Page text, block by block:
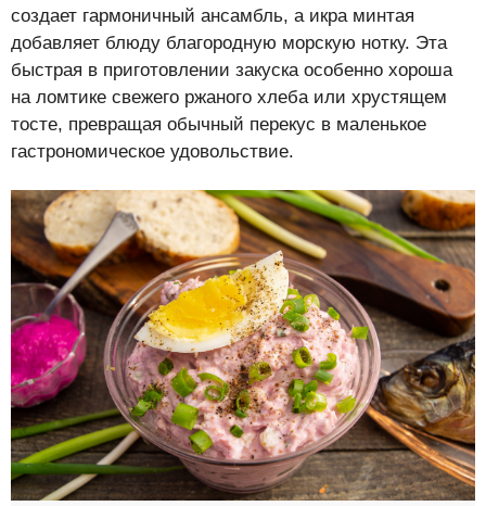
создает гармоничный ансамбль, а икра минтая
добавляет блюду благородную морскую нотку. Эта
быстрая в приготовлении закуска особенно хороша
на ломтике свежего ржаного хлеба или хрустящем
тосте, превращая обычный перекус в маленькое
гастрономическое удовольствие.